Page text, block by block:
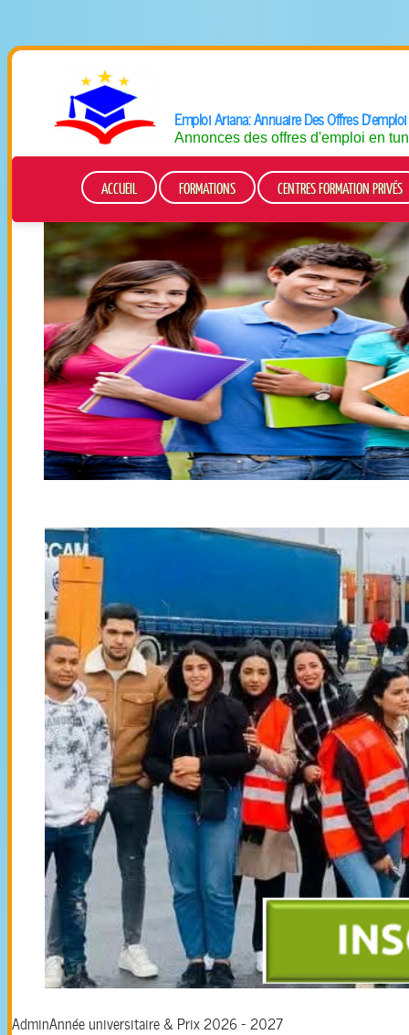
Emploi Ariana: Annuaire Des Offres
Annonces des offres d'emploi en
ACCUEIL FORMATIONS CENTRES FORMATION PRIVÉS
AdminAnnée universitaire & Prix 2026 - 2027